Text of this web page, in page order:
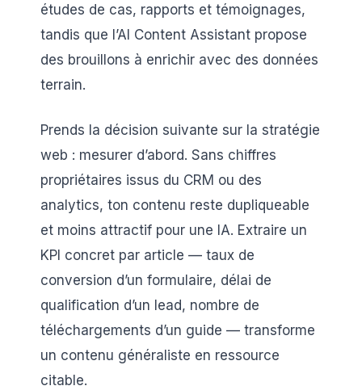
études de cas, rapports et témoignages,
tandis que l’AI Content Assistant propose
des brouillons à enrichir avec des données
terrain.
Prends la décision suivante sur la stratégie
web : mesurer d’abord. Sans chiffres
propriétaires issus du CRM ou des
analytics, ton contenu reste dupliqueable
et moins attractif pour une IA. Extraire un
KPI concret par article — taux de
conversion d’un formulaire, délai de
qualification d’un lead, nombre de
téléchargements d’un guide — transforme
un contenu généraliste en ressource
citable.